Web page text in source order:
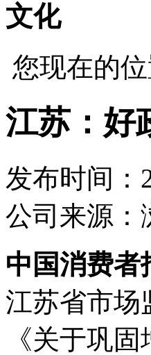
文化
您现在的
江苏：好
发布时间：
公司 来源：
中国消费者
江苏省市场
《关于巩